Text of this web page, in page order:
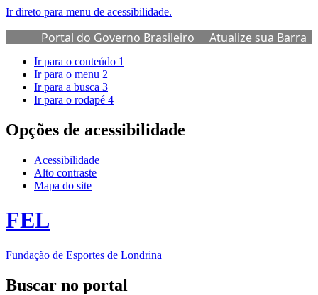
Ir direto para menu de acessibilidade.
Portal do Governo Brasileiro
Atualize sua Barra
de Governo
Ir para o conteúdo 1
Ir para o menu 2
Ir para a busca 3
Ir para o rodapé 4
Opções de acessibilidade
Acessibilidade
Alto contraste
Mapa do site
FEL
Fundação de Esportes de Londrina
Buscar no portal